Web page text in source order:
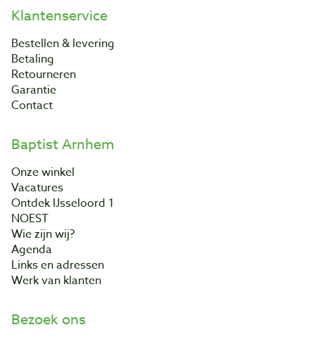
Klantenservice
Bestellen & levering
Betaling
Retourneren
Garantie
Contact
Baptist Arnhem
Onze winkel
Vacatures
Ontdek IJsseloord 1
NOEST
Wie zijn wij?
Agenda
Links en adressen
Werk van klanten
Bezoek ons